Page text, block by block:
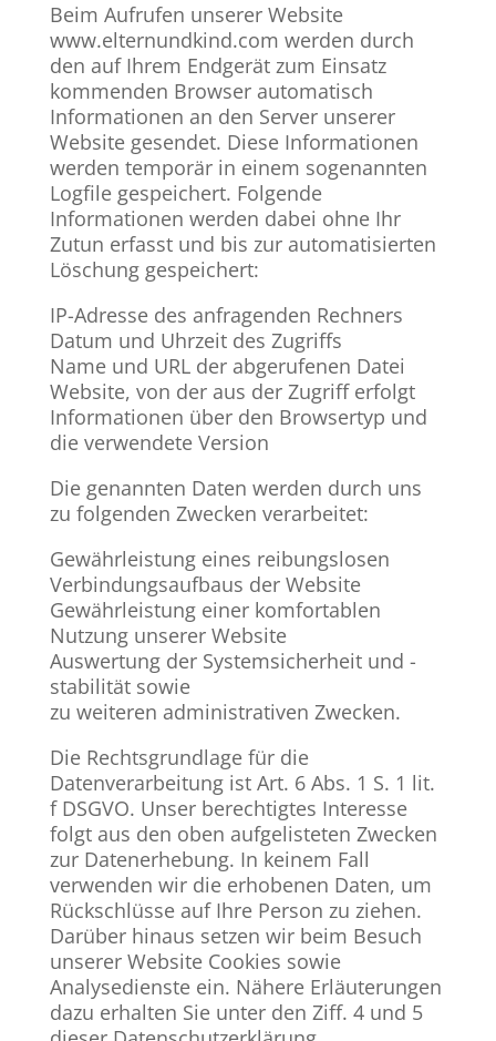
​Beim Aufrufen unserer Website
www.elternundkind.com werden durch
den auf Ihrem Endgerät zum Einsatz
kommenden Browser automatisch
Informationen an den Server unserer
Website gesendet. Diese Informationen
werden temporär in einem sogenannten
Logfile gespeichert. Folgende
Informationen werden dabei ohne Ihr
Zutun erfasst und bis zur automatisierten
Löschung gespeichert:
​IP-Adresse des anfragenden Rechners
Datum und Uhrzeit des Zugriffs
Name und URL der abgerufenen Datei
Website, von der aus der Zugriff erfolgt
Informationen über den Browsertyp und
die verwendete Version
Die genannten Daten werden durch uns
zu folgenden Zwecken verarbeitet:
​Gewährleistung eines reibungslosen
Verbindungsaufbaus der Website
Gewährleistung einer komfortablen
Nutzung unserer Website
Auswertung der Systemsicherheit und -
stabilität sowie
zu weiteren administrativen Zwecken.
Die Rechtsgrundlage für die
Datenverarbeitung ist Art. 6 Abs. 1 S. 1 lit.
f DSGVO. Unser berechtigtes Interesse
folgt aus den oben aufgelisteten Zwecken
zur Datenerhebung. In keinem Fall
verwenden wir die erhobenen Daten, um
Rückschlüsse auf Ihre Person zu ziehen.
Darüber hinaus setzen wir beim Besuch
unserer Website Cookies sowie
Analysedienste ein. Nähere Erläuterungen
dazu erhalten Sie unter den Ziff. 4 und 5